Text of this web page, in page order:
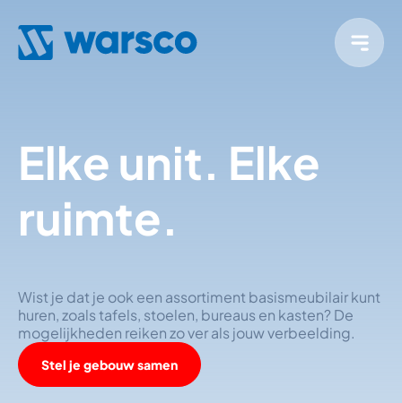
Elke unit. Elke
ruimte.
Wist je dat je ook een assortiment basismeubilair kunt
huren, zoals tafels, stoelen, bureaus en kasten? De
mogelijkheden reiken zo ver als jouw verbeelding.
Stel je gebouw samen